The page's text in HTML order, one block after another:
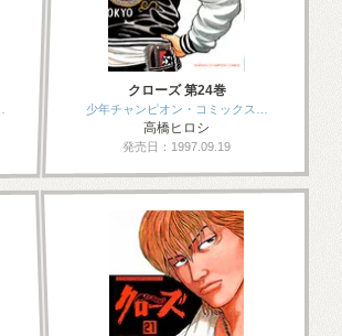
クローズ 第24巻
少年チャンピオン・コミックス…
高橋ヒロシ
発売日：1997.09.19